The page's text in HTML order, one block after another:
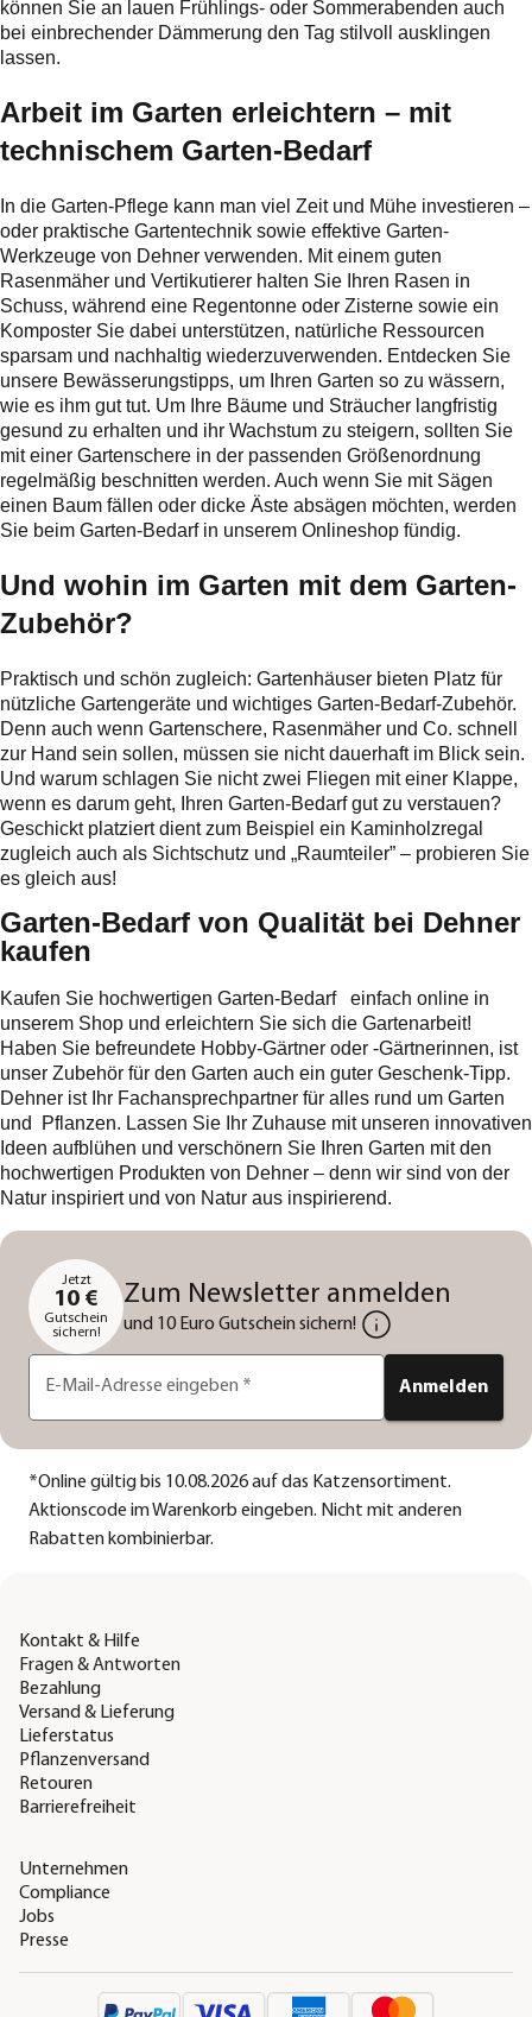
können Sie an lauen Frühlings- oder Sommerabenden auch
bei einbrechender Dämmerung den Tag stilvoll ausklingen
lassen.
Arbeit im Garten erleichtern – mit
technischem Garten-Bedarf
In die Garten-Pflege kann man viel Zeit und Mühe investieren –
oder praktische Gartentechnik sowie effektive Garten-
Werkzeuge von Dehner verwenden. Mit einem guten
Rasenmäher und Vertikutierer halten Sie Ihren Rasen in
Schuss, während eine Regentonne oder Zisterne sowie ein
Komposter Sie dabei unterstützen, natürliche Ressourcen
sparsam und nachhaltig wiederzuverwenden. Entdecken Sie
unsere Bewässerungstipps, um Ihren Garten so zu wässern,
wie es ihm gut tut. Um Ihre Bäume und Sträucher langfristig
gesund zu erhalten und ihr Wachstum zu steigern, sollten Sie
mit einer Gartenschere in der passenden Größenordnung
regelmäßig beschnitten werden. Auch wenn Sie mit Sägen
einen Baum fällen oder dicke Äste absägen möchten, werden
Sie beim Garten-Bedarf in unserem Onlineshop fündig.
Und wohin im Garten mit dem Garten-
Zubehör?
Praktisch und schön zugleich: Gartenhäuser bieten Platz für
nützliche Gartengeräte und wichtiges Garten-Bedarf-Zubehör.
Denn auch wenn Gartenschere, Rasenmäher und Co. schnell
zur Hand sein sollen, müssen sie nicht dauerhaft im Blick sein.
Und warum schlagen Sie nicht zwei Fliegen mit einer Klappe,
wenn es darum geht, Ihren Garten-Bedarf gut zu verstauen?
Geschickt platziert dient zum Beispiel ein Kaminholzregal
zugleich auch als Sichtschutz und „Raumteiler” – probieren Sie
es gleich aus!
Garten-Bedarf von Qualität bei Dehner
kaufen
Kaufen Sie hochwertigen Garten-Bedarf einfach online in
unserem Shop und erleichtern Sie sich die Gartenarbeit!
Haben Sie befreundete Hobby-Gärtner oder -Gärtnerinnen, ist
unser Zubehör für den Garten auch ein guter Geschenk-Tipp.
Dehner ist Ihr Fachansprechpartner für alles rund um Garten
und Pflanzen. Lassen Sie Ihr Zuhause mit unseren innovativen
Ideen aufblühen und verschönern Sie Ihren Garten mit den
hochwertigen Produkten von Dehner – denn wir sind von der
Natur inspiriert und von Natur aus inspirierend.
Jetzt
10 €
Gutschein
sichern!
Zum Newsletter anmelden
und 10 Euro Gutschein sichern!
E-Mail-Adresse eingeben * Anmelden
*Online gültig bis 10.08.2026 auf das Katzensortiment.
Aktionscode im Warenkorb eingeben. Nicht mit anderen
Rabatten kombinierbar.
Kontakt & Hilfe
Fragen & Antworten
Bezahlung
Versand & Lieferung
Lieferstatus
Pflanzenversand
Retouren
Barrierefreiheit
Unternehmen
Compliance
Jobs
Presse